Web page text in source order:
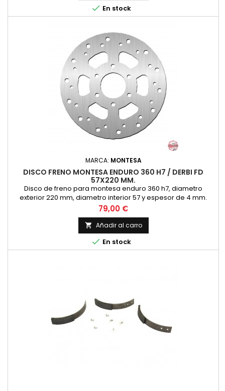
 En stock
MARCA: MONTESA
DISCO FRENO MONTESA ENDURO 360 H7 / DERBI FD
57X220 MM.
Disco de freno para montesa enduro 360 h7, diametro
exterior 220 mm, diametro interior 57 y espesor de 4 mm.
NUEVO
Precio
79,00 €
 Añadir al carro
 En stock